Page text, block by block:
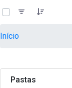
Pular para o
teste
Início
Pastas